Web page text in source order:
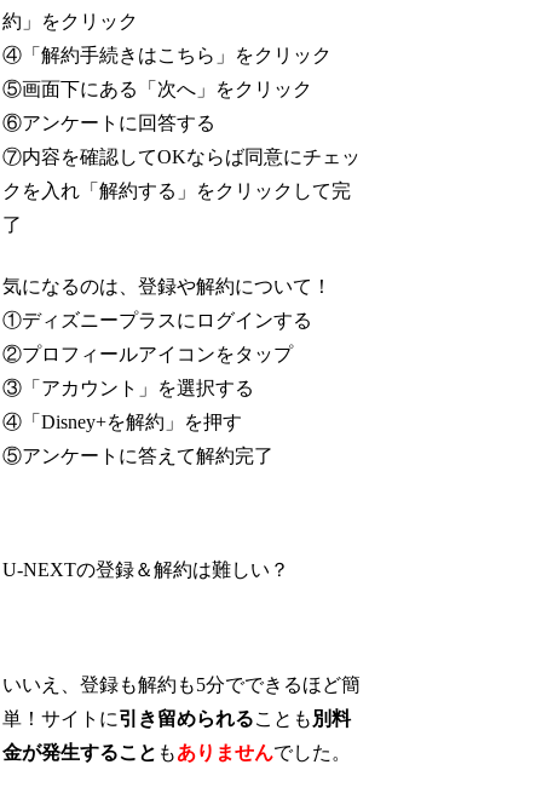
約」をクリック
④「解約手続きはこちら」をクリック
⑤画面下にある「次へ」をクリック
⑥アンケートに回答する
⑦内容を確認してOKならば同意にチェッ
クを入れ「解約する」をクリックして完
了
気になるのは、登録や解約について！
①ディズニープラスにログインする
②プロフィールアイコンをタップ
③「アカウント」を選択する
④「Disney+を解約」を押す
⑤アンケートに答えて解約完了
U-NEXTの登録＆解約は難しい？
いいえ、登録も解約も5分でできるほど簡
単！サイトに引き留められることも 別料
金が発生すること もありませんでした。